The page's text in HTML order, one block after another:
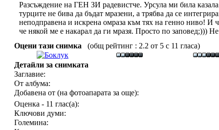
Разсъждение на ГЕН ЗИ радевистче. Урсула ми била
турците не бива да бъдат мразени, а трябва да се
неподправена и искрена омраза към тях на генно ниво! И
че някой ме е накарал да ги мразя. Просто по заповед;)))
Оцени тази снимка
(общ рейтинг : 2.2 от 5 с 11 гласа)
Детайли за снимката
Заглавие:
От албума:
Добавена от (на фотоапарата за още):
Оценка - 11 глас(а):
Ключови думи:
Големина: